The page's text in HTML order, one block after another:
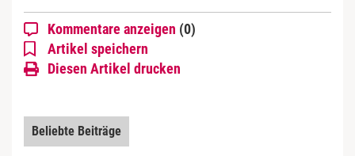
Kommentare anzeigen (0)
Artikel speichern
Diesen Artikel drucken
Beliebte Beiträge